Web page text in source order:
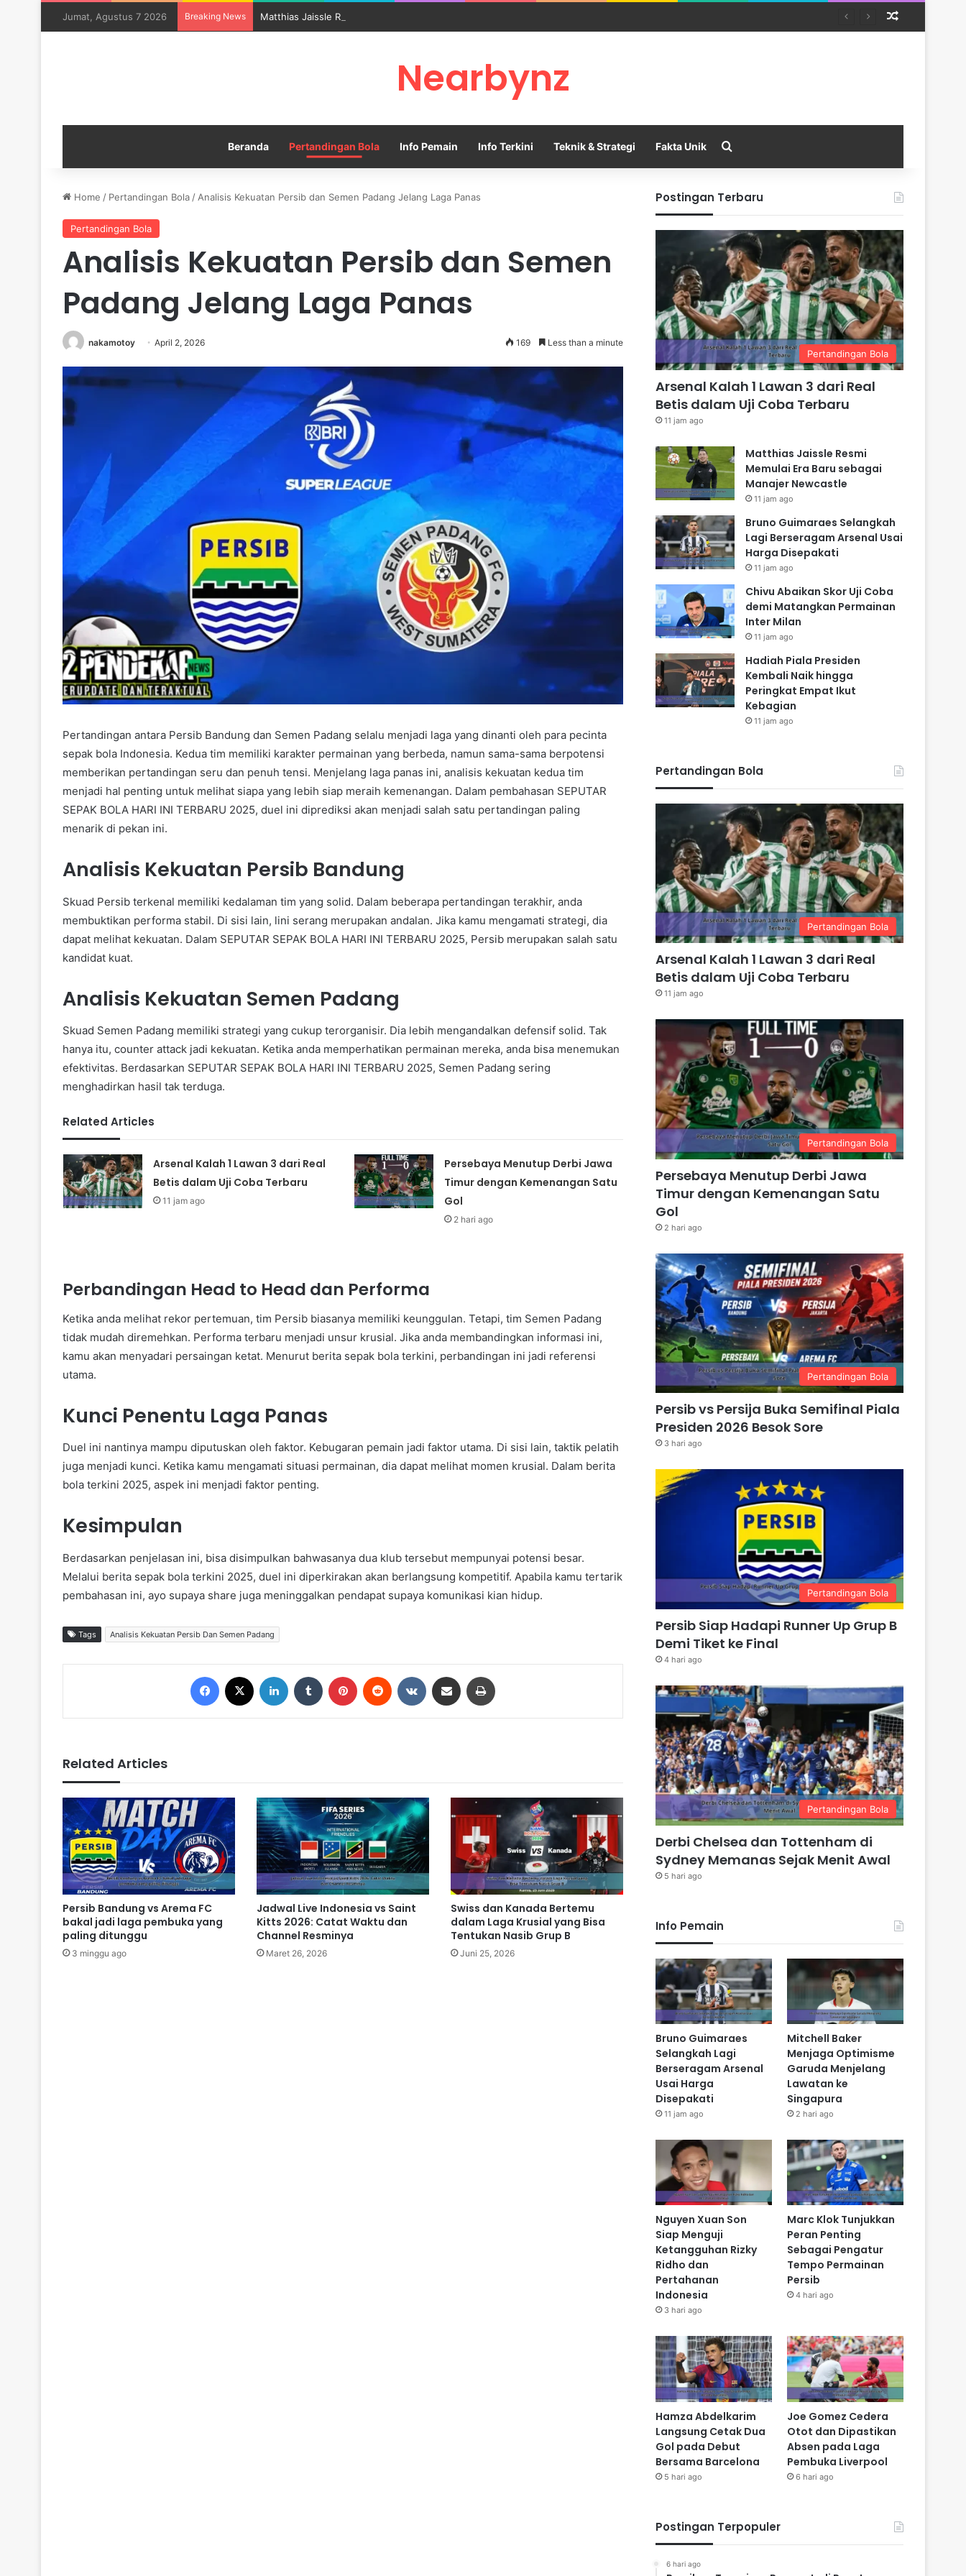
Jumat, Agustus 7 2026 Breaking News Matthias Jaissle Resmi Memulai Era Baru sebagai Manajer Newcastle
Nearbynz
Beranda Pertandingan Bola Info Pemain Info Terkini Teknik & Strategi Fakta Unik
Home / Pertandingan Bola / Analisis Kekuatan Persib dan Semen Padang Jelang Laga Panas
Pertandingan Bola
Analisis Kekuatan Persib dan Semen
Padang Jelang Laga Panas
nakamotoy April 2, 2026 169 Less than a minute
Pertandingan antara Persib Bandung dan Semen Padang selalu menjadi laga yang dinanti oleh para pecinta
sepak bola Indonesia. Kedua tim memiliki karakter permainan yang berbeda, namun sama-sama berpotensi
memberikan pertandingan seru dan penuh tensi. Menjelang laga panas ini, analisis kekuatan kedua tim
menjadi hal penting untuk melihat siapa yang lebih siap meraih kemenangan. Dalam pembahasan SEPUTAR
SEPAK BOLA HARI INI TERBARU 2025, duel ini diprediksi akan menjadi salah satu pertandingan paling
menarik di pekan ini.
Analisis Kekuatan Persib Bandung
Skuad Persib terkenal memiliki kedalaman tim yang solid. Dalam beberapa pertandingan terakhir, anda
membuktikan performa stabil. Di sisi lain, lini serang merupakan andalan. Jika kamu mengamati strategi, dia
dapat melihat kekuatan. Dalam SEPUTAR SEPAK BOLA HARI INI TERBARU 2025, Persib merupakan salah satu
kandidat kuat.
Analisis Kekuatan Semen Padang
Skuad Semen Padang memiliki strategi yang cukup terorganisir. Dia lebih mengandalkan defensif solid. Tak
hanya itu, counter attack jadi kekuatan. Ketika anda memperhatikan permainan mereka, anda bisa menemukan
efektivitas. Berdasarkan SEPUTAR SEPAK BOLA HARI INI TERBARU 2025, Semen Padang sering
menghadirkan hasil tak terduga.
Related Articles
Arsenal Kalah 1 Lawan 3 dari Real
Betis dalam Uji Coba Terbaru
11 jam ago
Persebaya Menutup Derbi Jawa
Timur dengan Kemenangan Satu
Gol
2 hari ago
Perbandingan Head to Head dan Performa
Ketika anda melihat rekor pertemuan, tim Persib biasanya memiliki keunggulan. Tetapi, tim Semen Padang
tidak mudah diremehkan. Performa terbaru menjadi unsur krusial. Jika anda membandingkan informasi ini,
kamu akan menyadari persaingan ketat. Menurut berita sepak bola terkini, perbandingan ini jadi referensi
utama.
Kunci Penentu Laga Panas
Duel ini nantinya mampu diputuskan oleh faktor. Kebugaran pemain jadi faktor utama. Di sisi lain, taktik pelatih
juga menjadi kunci. Ketika kamu mengamati situasi permainan, dia dapat melihat momen krusial. Dalam berita
bola terkini 2025, aspek ini menjadi faktor penting.
Kesimpulan
Berdasarkan penjelasan ini, bisa disimpulkan bahwasanya dua klub tersebut mempunyai potensi besar.
Melalui berita sepak bola terkini 2025, duel ini diperkirakan akan berlangsung kompetitif. Apabila kamu tertarik
pembahasan ini, ayo supaya share juga meninggalkan pendapat supaya komunikasi kian hidup.
Tags Analisis Kekuatan Persib Dan Semen Padang
Related Articles
Persib Bandung vs Arema FC
bakal jadi laga pembuka yang
paling ditunggu
3 minggu ago
Jadwal Live Indonesia vs Saint
Kitts 2026: Catat Waktu dan
Channel Resminya
Maret 26, 2026
Swiss dan Kanada Bertemu
dalam Laga Krusial yang Bisa
Tentukan Nasib Grup B
Juni 25, 2026
Postingan Terbaru
Pertandingan Bola
Arsenal Kalah 1 Lawan 3 dari Real
Betis dalam Uji Coba Terbaru
11 jam ago
Matthias Jaissle Resmi
Memulai Era Baru sebagai
Manajer Newcastle
11 jam ago
Bruno Guimaraes Selangkah
Lagi Berseragam Arsenal Usai
Harga Disepakati
11 jam ago
Chivu Abaikan Skor Uji Coba
demi Matangkan Permainan
Inter Milan
11 jam ago
Hadiah Piala Presiden
Kembali Naik hingga
Peringkat Empat Ikut
Kebagian
11 jam ago
Pertandingan Bola
Pertandingan Bola
Arsenal Kalah 1 Lawan 3 dari Real
Betis dalam Uji Coba Terbaru
11 jam ago
Pertandingan Bola
Persebaya Menutup Derbi Jawa
Timur dengan Kemenangan Satu
Gol
2 hari ago
Pertandingan Bola
Persib vs Persija Buka Semifinal Piala
Presiden 2026 Besok Sore
3 hari ago
Pertandingan Bola
Persib Siap Hadapi Runner Up Grup B
Demi Tiket ke Final
4 hari ago
Pertandingan Bola
Derbi Chelsea dan Tottenham di
Sydney Memanas Sejak Menit Awal
5 hari ago
Info Pemain
Bruno Guimaraes
Selangkah Lagi
Berseragam Arsenal
Usai Harga
Disepakati
11 jam ago
Mitchell Baker
Menjaga Optimisme
Garuda Menjelang
Lawatan ke
Singapura
2 hari ago
Nguyen Xuan Son
Siap Menguji
Ketangguhan Rizky
Ridho dan
Pertahanan
Indonesia
3 hari ago
Marc Klok Tunjukkan
Peran Penting
Sebagai Pengatur
Tempo Permainan
Persib
4 hari ago
Hamza Abdelkarim
Langsung Cetak Dua
Gol pada Debut
Bersama Barcelona
5 hari ago
Joe Gomez Cedera
Otot dan Dipastikan
Absen pada Laga
Pembuka Liverpool
6 hari ago
Postingan Terpopuler
6 hari ago